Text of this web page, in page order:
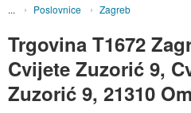
Poslovnice Zagreb
Trgovina T1672
Cvijete Zuzorić 9,
Zuzorić 9, 21310